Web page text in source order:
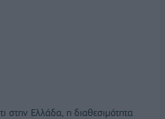
στην Ελλάδα, η διαθεσιμότητα